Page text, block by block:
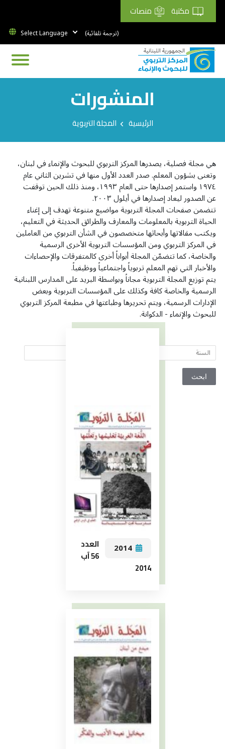
مكتبة منصات
(ترجمة تلقائية)
المنشورات
Breadcrumbالرئيسية المجلة التربوية
هي مجلة فصلية، يصدرها المركز التربوي للبحوث والإنماء في لبنان،
وتعنى بشؤون المعلم. صدر العدد الأول منها في تشرين الثاني عام
١٩٧٤ واستمر إصدارها حتى العام ١٩٩٣، ومنذ ذلك الحين توقفت
عن الصدور ليعاد إصدارها في أيلول ٢٠٠٣.
تتضمن صفحات المجلة التربوية مواضيع متنوعة تهدف إلى إغناء
الحياة التربوية بالمعلومات والمعارف والطرائق الحديثة في التعليم،
ويكتب مقالاتها وأبحاثها متخصصون في الشأن التربوي من العاملين
في المركز التربوي ومن المؤسسات التربوية الأخرى الرسمية
والخاصة، كما تتضمّن المجلة أبواباً أخرى كالمتفرقات والإحصاءات
والأخبار التي تهم المعلم تربوياً واجتماعياً ووظيفياً.
يتم توزيع المجلة التربوية مجاناً وبواسطة البريد على المدارس اللبنانية
الرسمية والخاصة كافة وكذلك على المؤسسات التربوية وبعض
الإدارات الرسمية، ويتم تحريرها وطباعتها في مطبعة المركز التربوي
للبحوث والإنماء - الدكوانة.
2014
العدد
56 آب
2014